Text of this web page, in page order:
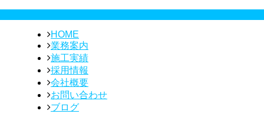
HOME
業務案内
施工実績
採用情報
会社概要
お問い合わせ
ブログ